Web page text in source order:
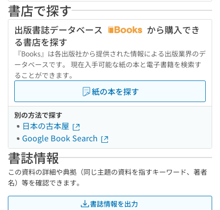
書店で探す
出版書誌データベース
から購入でき
る書店を探す
『Books』は各出版社から提供された情報による出版業界のデ
ータベースです。 現在入手可能な紙の本と電子書籍を検索す
ることができます。
紙の本を探す
別の方法で探す
日本の古本屋
Google Book Search
書誌情報
この資料の詳細や典拠（同じ主題の資料を指すキーワード、著者
名）等を確認できます。
書誌情報を出力